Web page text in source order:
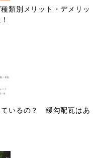
類別メリット・デメリッ
ているの？ 緩勾配瓦はあ